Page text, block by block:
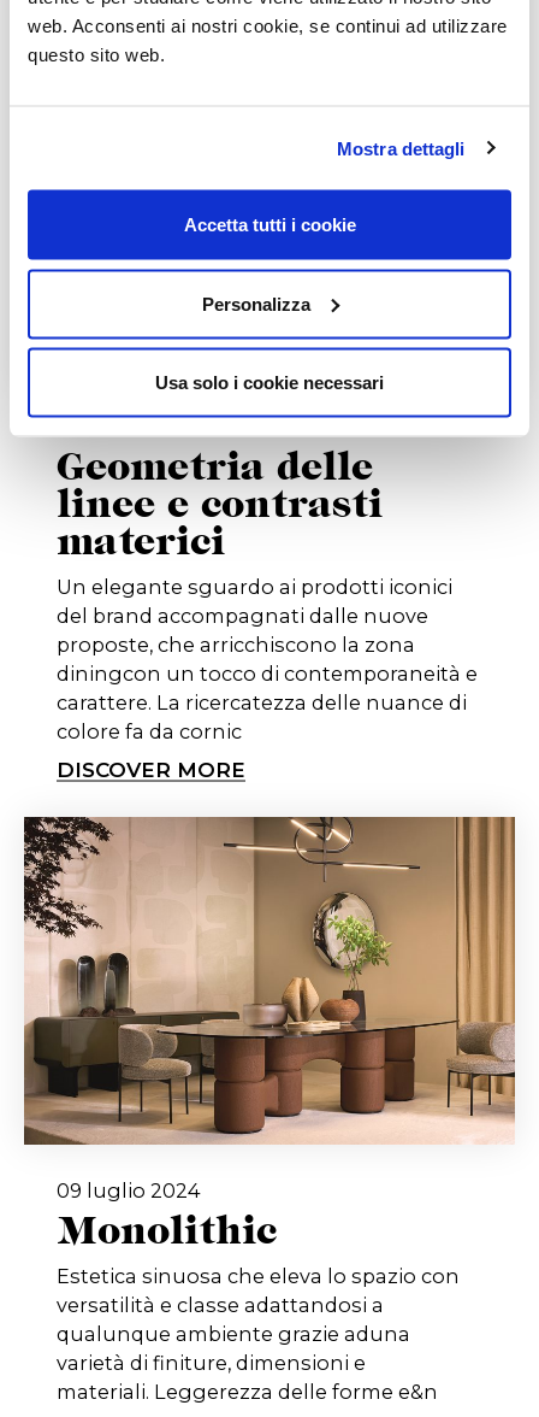
web. Acconsenti ai nostri cookie, se continui ad utilizzare
questo sito web.
Mostra dettagli
Accetta tutti i cookie
Personalizza
Usa solo i cookie necessari
Geometria delle
linee e contrasti
materici
Un elegante sguardo ai prodotti iconici
del brand accompagnati dalle nuove
proposte, che arricchiscono la zona
diningcon un tocco di contemporaneità e
carattere. La ricercatezza delle nuance di
colore fa da cornic
DISCOVER MORE
09 luglio 2024
Monolithic
Estetica sinuosa che eleva lo spazio con
versatilità e classe adattandosi a
qualunque ambiente grazie aduna
varietà di finiture, dimensioni e
materiali. Leggerezza delle forme e&n